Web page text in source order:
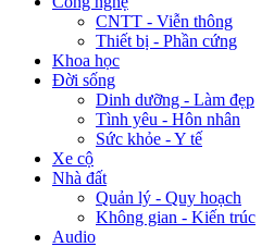
CNTT - Viễn thông
Thiết bị - Phần cứng
Khoa học
Đời sống
Dinh dưỡng - Làm đẹp
Tình yêu - Hôn nhân
Sức khỏe - Y tế
Xe cộ
Nhà đất
Quản lý - Quy hoạch
Không gian - Kiến trúc
Audio